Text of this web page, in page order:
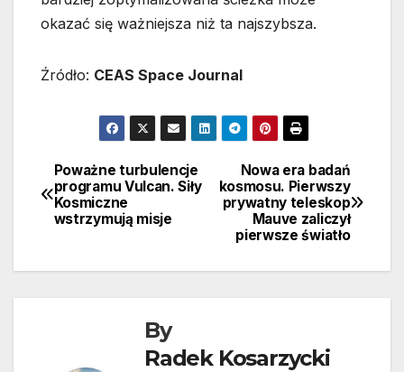
okazać się ważniejsza niż ta najszybsza.
Źródło: CEAS Space Journal
Nawigacja
wpisu
Nowa era badań
kosmosu. Pierwszy
prywatny teleskop
Mauve zaliczył
pierwsze światło
Poważne turbulencje
programu Vulcan. Siły
Kosmiczne
wstrzymują misje
By
Radek Kosarzycki